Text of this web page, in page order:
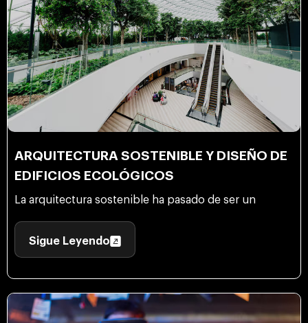
ARQUITECTURA SOSTENIBLE Y DISEÑO DE
EDIFICIOS ECOLÓGICOS
La arquitectura sostenible ha pasado de ser un
Sigue Leyendo